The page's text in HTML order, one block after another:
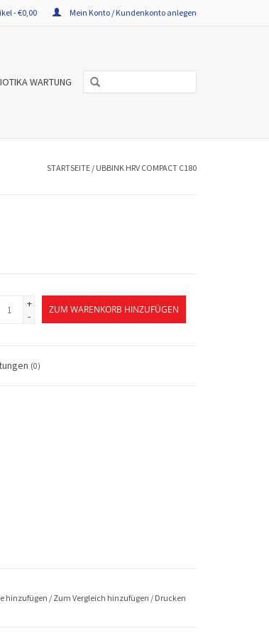
- €0,00 Mein Konto / Kundenkonto anlegen
WARTUNG
STARTSEITE / UBBINK HRV COMPACT C180
+
-
ZUM WARENKORB HINZUFÜGEN
(0)
hinzufügen / Zum Vergleich hinzufügen / Drucken